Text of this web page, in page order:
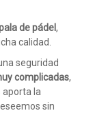
de pádel,
calidad.
seguridad
complicadas,
aporta la
sin